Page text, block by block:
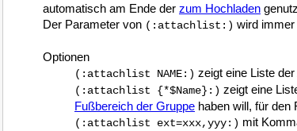
automatisch am Ende der zum Hochladen
Der Parameter von (:attachlist:) wird immer
Optionen
(:attachlist NAME:) zeigt eine Liste
(:attachlist {*$Name}:) zeigt eine
Fußbereich der Gruppe haben will, für den
(:attachlist ext=xxx,yyy:) mit